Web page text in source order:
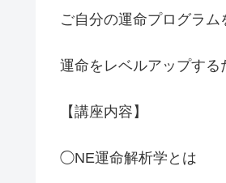
ご自分の運命プログラム
運命をレベルアップする
【講座内容】
◯NE運命解析学とは